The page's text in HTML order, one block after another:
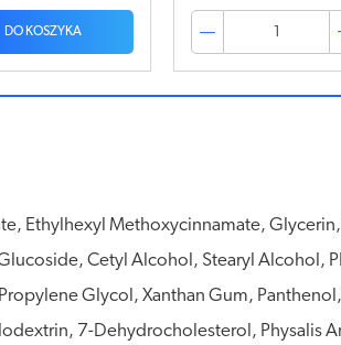
DO KOSZYKA
Ethylhexyl Methoxycinnamate,
Cetyl Alcohol, Stearyl Alcohol,
Glycol, Xanthan Gum,
7-Dehydrocholesterol, Physalis